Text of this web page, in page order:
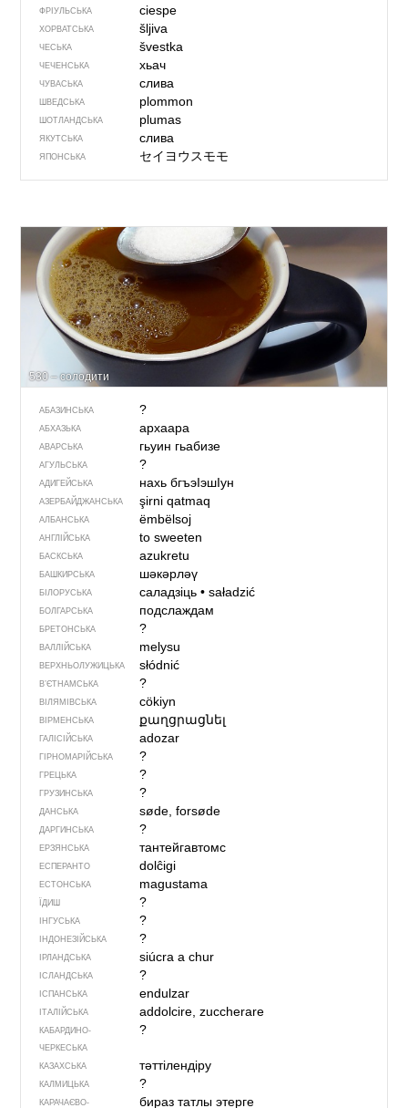
ФРІУЛЬСЬКА ciespe
ХОРВАТСЬКА šljiva
ЧЕСЬКА švestka
ЧЕЧЕНСЬКА хьач
ЧУВАСЬКА слива
ШВЕДСЬКА plommon
ШОТЛАНДСЬКА plumas
ЯКУТСЬКА слива
ЯПОНСЬКА セイヨウスモモ
530 – солодити
АБАЗИНСЬКА ?
АБХАЗЬКА архаара
АВАРСЬКА гьуин гьабизе
АГУЛЬСЬКА ?
АДИГЕЙСЬКА нахь бгъэIэшIун
АЗЕРБАЙДЖАНСЬКА şirni qatmaq
АЛБАНСЬКА ëmbëlsoj
АНГЛІЙСЬКА to sweeten
БАСКСЬКА azukretu
БАШКИРСЬКА шәкәрләү
БІЛОРУСЬКА саладзіць• saładzić
БОЛГАРСЬКА подслаждам
БРЕТОНСЬКА ?
ВАЛЛІЙСЬКА melysu
ВЕРХНЬОЛУЖИЦЬКА słódnić
В’ЄТНАМСЬКА ?
ВІЛЯМІВСЬКА cökiyn
ВІРМЕНСЬКА քաղցրացնել
ГАЛІСІЙСЬКА adozar
ГІРНОМАРІЙСЬКА ?
ГРЕЦЬКА ?
ГРУЗИНСЬКА ?
ДАНСЬКА søde, forsøde
ДАРГИНСЬКА ?
ЕРЗЯНСЬКА тантейгавтомс
ЕСПЕРАНТО dolĉigi
ЕСТОНСЬКА magustama
ЇДИШ ?
ІНГУСЬКА ?
ІНДОНЕЗІЙСЬКА ?
ІРЛАНДСЬКА siúcra a chur
ІСЛАНДСЬКА ?
ІСПАНСЬКА endulzar
ІТАЛІЙСЬКА addolcire, zuccherare
КАБАРДИНО-
ЧЕРКЕСЬКА
?
КАЗАХСЬКА тәттілендіру
КАЛМИЦЬКА ?
КАРАЧАЄВО- бираз татлы этер­ге